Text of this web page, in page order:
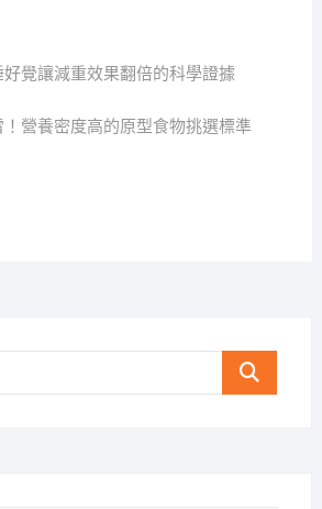
覺讓減重效果翻倍的科學證據
營養密度高的原型食物挑選標準
Search